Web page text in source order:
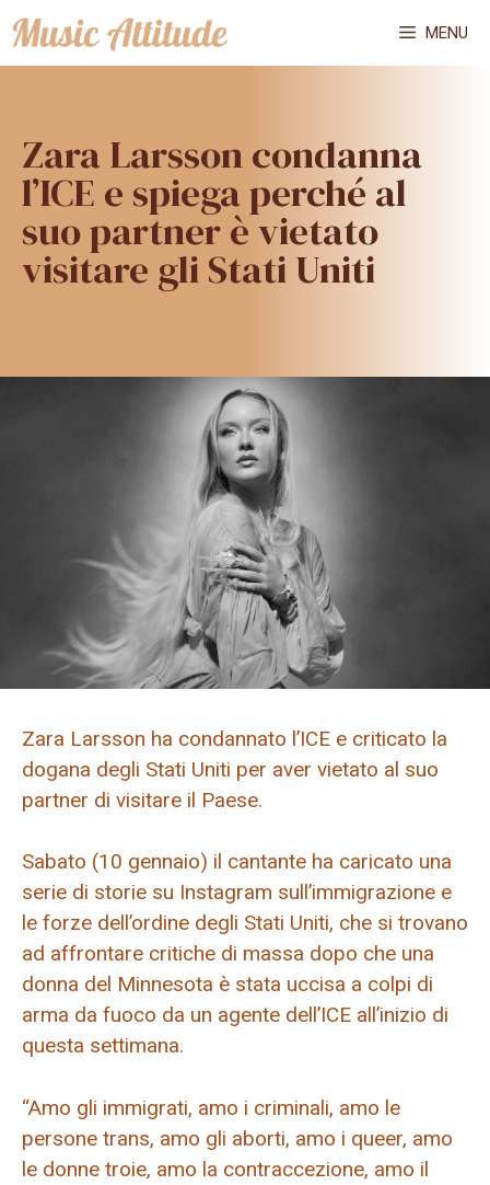
Vai
al
MENU
Zara Larsson condanna
l’ICE e spiega perché al
suo partner è vietato
visitare gli Stati Uniti
Zara Larsson ha condannato l’ICE e criticato la
dogana degli Stati Uniti per aver vietato al suo
partner di visitare il Paese.
Sabato (10 gennaio) il cantante ha caricato una
serie di storie su Instagram sull’immigrazione e
le forze dell’ordine degli Stati Uniti, che si trovano
ad affrontare critiche di massa dopo che una
donna del Minnesota è stata uccisa a colpi di
arma da fuoco da un agente dell’ICE all’inizio di
questa settimana.
“Amo gli immigrati, amo i criminali, amo le
persone trans, amo gli aborti, amo i queer, amo
le donne troie, amo la contraccezione, amo il